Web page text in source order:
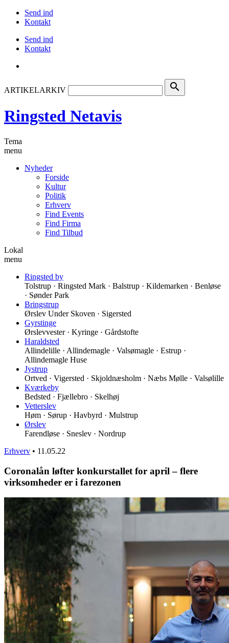
Send ind
Kontakt
Send ind
Kontakt
ARTIKELARKIV search
Ringsted Netavis
Tema
menu
Nyheder
Forside
Kultur
Politik
Erhverv
Find Events
Find Firma
Find Tilbud
Lokal
menu
Ringsted by
Tolstrup · Ringsted Mark · Balstrup · Kildemarken · Benløse
· Sønder Park
Bringstrup
Ørslev Under Skoven · Sigersted
Gyrstinge
Ørslevvester · Kyringe · Gårdstofte
Haraldsted
Allindelille · Allindemagle · Valsømagle · Estrup ·
Allindemagle Huse
Jystrup
Ortved · Vigersted · Skjoldnæsholm · Næbs Mølle · Valsølille
Kværkeby
Bedsted · Fjællebro · Skelhøj
Vetterslev
Høm · Sørup · Havbyrd · Mulstrup
Ørslev
Farendløse · Sneslev · Nordrup
Erhverv • 11.05.22
Coronalån løfter konkurstallet for april – flere
virksomheder er i farezonen